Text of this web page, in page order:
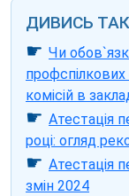
ДИВИСЬ
☛ Чи
профспілкових
комісій в
☛ Атестація
році: огляд
☛ Атестація
змін 2024